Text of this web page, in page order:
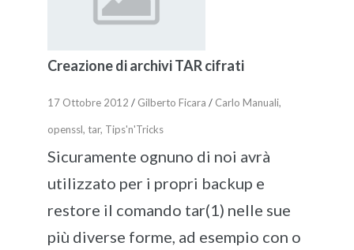
Creazione di archivi TAR cifrati
17 Ottobre 2012 / Gilberto Ficara / Carlo Manuali,
openssl, tar, Tips'n'Tricks
Sicuramente ognuno di noi avrà
utilizzato per i propri backup e
restore il comando tar(1) nelle sue
più diverse forme, ad esempio con o